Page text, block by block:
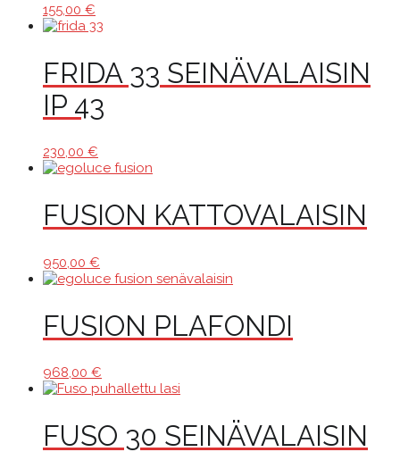
155,00 €
FRIDA 33 SEINÄVALAISIN
IP 43
230,00 €
FUSION KATTOVALAISIN
950,00 €
FUSION PLAFONDI
968,00 €
FUSO 30 SEINÄVALAISIN